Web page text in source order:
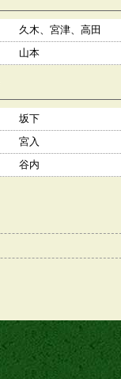
久木、宮津、高田
山本
坂下
宮入
谷内